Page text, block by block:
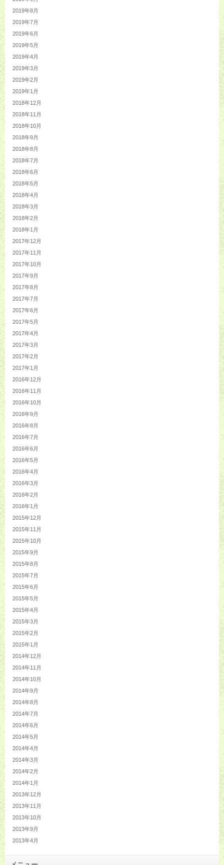
2019年8月
2019年7月
2019年6月
2019年5月
2019年4月
2019年3月
2019年2月
2019年1月
2018年12月
2018年11月
2018年10月
2018年9月
2018年8月
2018年7月
2018年6月
2018年5月
2018年4月
2018年3月
2018年2月
2018年1月
2017年12月
2017年11月
2017年10月
2017年9月
2017年8月
2017年7月
2017年6月
2017年5月
2017年4月
2017年3月
2017年2月
2017年1月
2016年12月
2016年11月
2016年10月
2016年9月
2016年8月
2016年7月
2016年6月
2016年5月
2016年4月
2016年3月
2016年2月
2016年1月
2015年12月
2015年11月
2015年10月
2015年9月
2015年8月
2015年7月
2015年6月
2015年5月
2015年4月
2015年3月
2015年2月
2015年1月
2014年12月
2014年11月
2014年10月
2014年9月
2014年8月
2014年7月
2014年6月
2014年5月
2014年4月
2014年3月
2014年2月
2014年1月
2013年12月
2013年11月
2013年10月
2013年9月
2013年4月